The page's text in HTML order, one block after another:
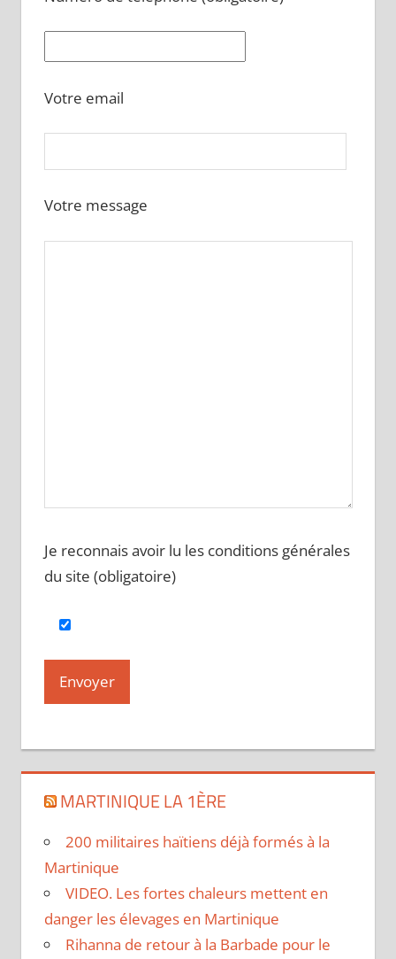
Votre email
Votre message
Je reconnais avoir lu les conditions générales
du site (obligatoire)
MARTINIQUE LA 1ÈRE
200 militaires haïtiens déjà formés à la
Martinique
VIDEO. Les fortes chaleurs mettent en
danger les élevages en Martinique
Rihanna de retour à la Barbade pour le